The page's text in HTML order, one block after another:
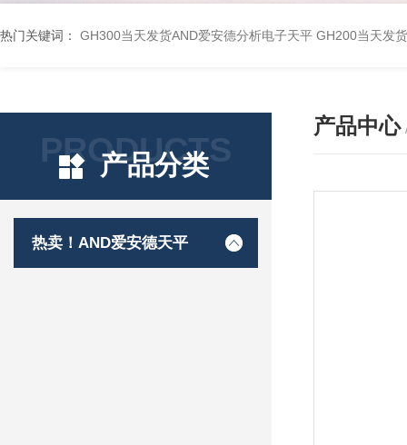
热门关键词： GH300当天发货AND爱安德分析电子天平 GH200当天发
PRODUCTS
产品分类
热卖！AND爱安德天平
产品中心